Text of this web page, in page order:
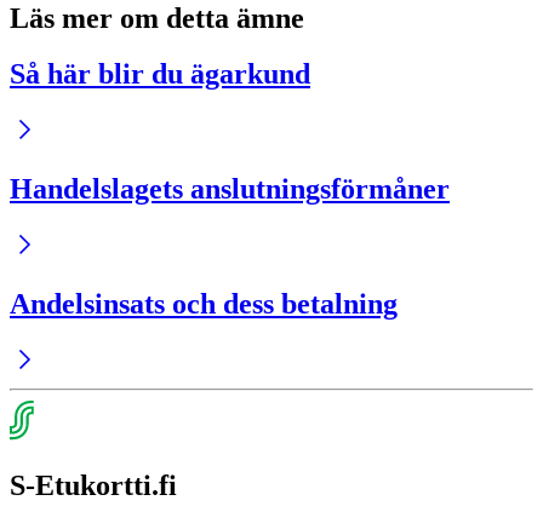
Läs mer om detta ämne
Så här blir du ägarkund
Handelslagets anslutningsförmåner
Andelsinsats och dess betalning
S-Etukortti.fi